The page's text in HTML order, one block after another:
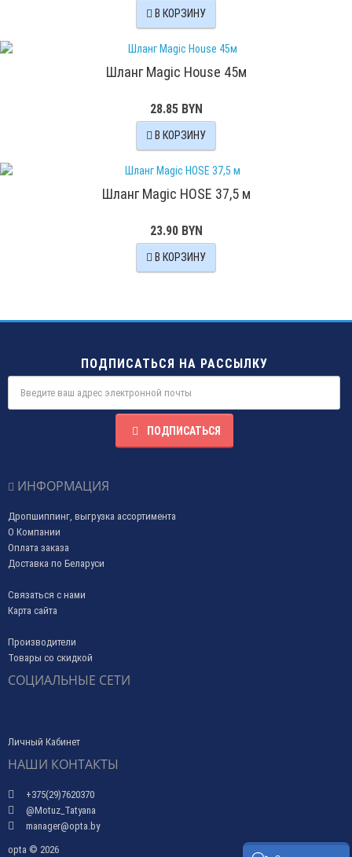
В КОРЗИНУ
Шланг Magic House 45м
28.85 BYN
В КОРЗИНУ
Шланг Magic HOSE 37,5 м
23.90 BYN
В КОРЗИНУ
ПОДПИСАТЬСЯ НА РАССЫЛКУ
ПОДПИСАТЬСЯ
ИНФОРМАЦИЯ
Дропшиппинг, выгрузка ассортимента
О Компании
Оплата заказа
Доставка по Беларуси
Связаться с нами
Карта сайта
Производители
Товары со скидкой
СОЦИАЛЬНЫЕ СЕТИ
Личный Кабинет
НАШИ КОНТАКТЫ
+375(29)7620370
@Motuz_Tatyana
manager@opta.by
opta © 2026